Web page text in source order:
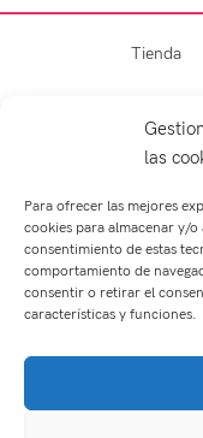
las
Para ofrecer las mejores
cookies para almacenar y/
consentimiento de estas
comportamiento de
consentir o retirar el
características y funciones.
Tienda
Asesoramiento